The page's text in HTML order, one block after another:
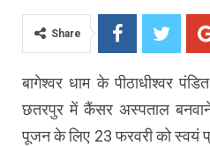
Share
बागेश्वर धाम के पीठाधीश्वर
छतरपुर में कैंसर अस्पताल
पूजन के लिए 23 फरवरी को स्वयं